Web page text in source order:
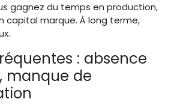
gagnez du temps en production,
capital marque. À long terme,
: absence
manque de